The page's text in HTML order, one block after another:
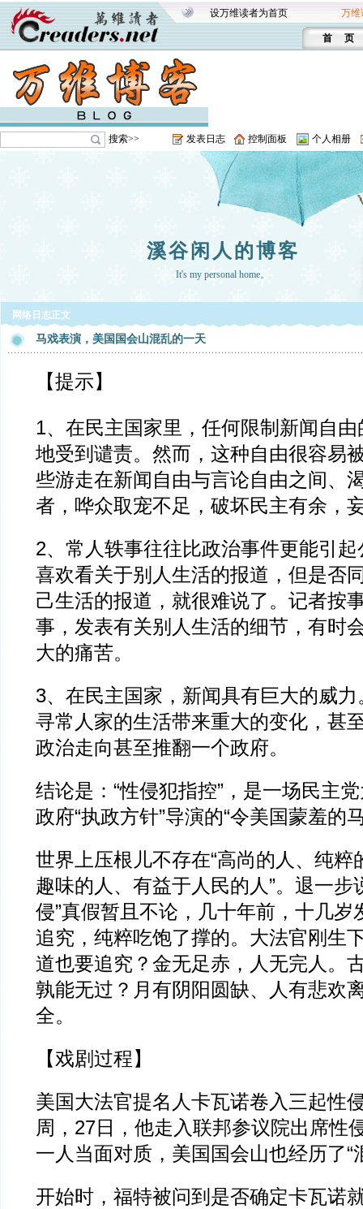
设万维读者为首页 万维
首 页
搜索>> 发表日志 控制面板 个人相册
溪谷闲人的博客
It's my personal home。
网络日志正文
马戏表演，美国国会山混乱的一天
【提示】
1、在民主国家里，任何限制新闻自
地受到谴责。然而，这种自由很容易
些游走在新闻自由与言论自由之间、
者，哗众取宠不足，破坏民主有余，
2、常人轶事往往比政治事件更能引
喜欢看关于别人生活的报道，但是否
己生活的报道，就很难说了。记者按
事，发表有关别人生活的细节，有时
大的痛苦。
3、在民主国家，新闻具有巨大的威
寻常人家的生活带来重大的变化，甚
政治走向甚至推翻一个政府。
结论是：“性侵犯指控”，是一场民主
政府“执政方针”导演的“令美国蒙羞的
世界上压根儿不存在“高尚的人、纯粹
趣味的人、有益于人民的人”。退一步
侵”真假暂且不论，几十年前，十几岁
追究，纯粹吃饱了撑的。大法官刚生
道也要追究？金无足赤，人无完人。
孰能无过？月有阴阳圆缺、人有悲欢
全。
【戏剧过程】
美国大法官提名人卡瓦诺卷入三起性
周，27日，他走入联邦参议院出席性
一人当面对质，美国国会山也经历了“
开始时，福特被问到是否确定卡瓦诺